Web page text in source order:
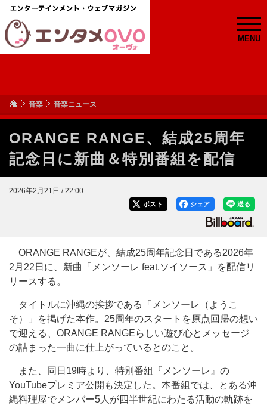
MENU
音楽 音楽ニュース
ORANGE RANGE、結成25周年
記念日に新曲＆特別番組を配信
2026年2月21日 / 22:00
送る
シェア
ポスト
ORANGE RANGEが、結成25周年記念日である2026年
2月22日に、新曲「メンソーレ feat.ソイソース」を配信リ
リースする。
タイトルに沖縄の挨拶である「メンソーレ（ようこ
そ）」を掲げた本作。25周年のスタートを原点回帰の想い
で迎える、ORANGE RANGEらしい遊び心とメッセージ
の詰まった一曲に仕上がっているとのこと。
また、同日19時より、特別番組『メンソーレ』の
YouTubeプレミア公開も決定した。本番組では、とある沖
縄料理屋でメンバー5人が四半世紀にわたる活動の軌跡を